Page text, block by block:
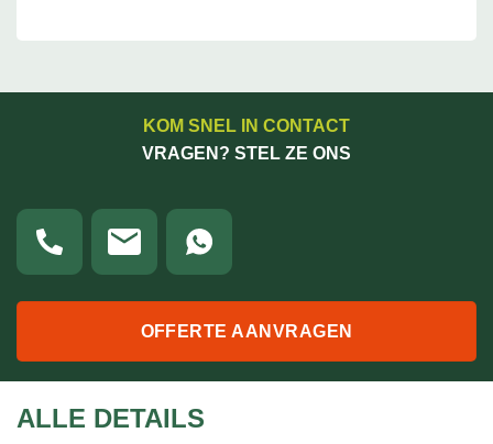
KOM SNEL IN CONTACT
VRAGEN? STEL ZE ONS
OFFERTE AANVRAGEN
ALLE DETAILS